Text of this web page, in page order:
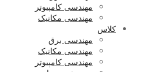
مهندسی کامپیوتر
مهندسی مکانیک
کلاس
مهندسی برق
مهندسی مکانیک
مهندسی کامپیوتر